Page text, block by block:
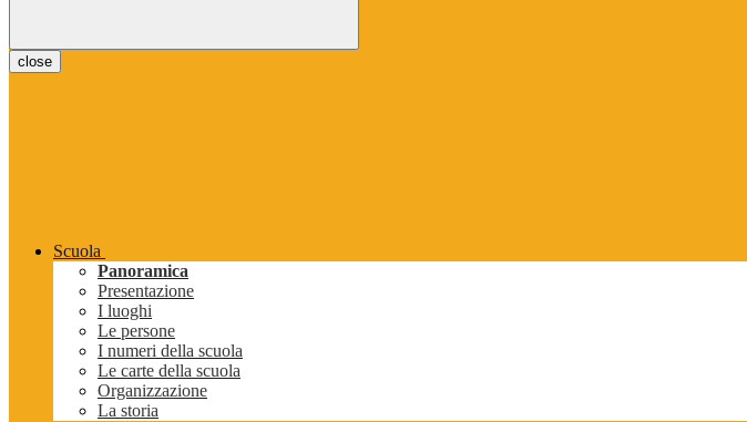
close
Scuola
Panoramica
Presentazione
I luoghi
Le persone
I numeri della scuola
Le carte della scuola
Organizzazione
La storia